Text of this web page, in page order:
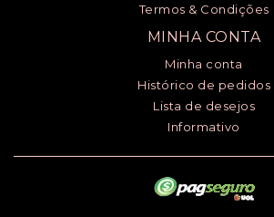
Termos & Condições
MINHA CONTA
Minha conta
Histórico de pedidos
Lista de desejos
Informativo